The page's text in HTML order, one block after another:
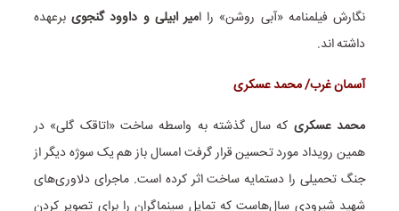
نگارش فیلمنامه «آبی روشن» را امیر ابیلی‏ و داوود گنجویبرعهده
داشته اند.
آسمان غرب/ محمد عسکری
محمد عسکری که سال گذشته به واسطه ساخت «اتاقک گلی» در
همین رویداد مورد تحسین قرار گرفت امسال باز هم یک سوژه دیگر از
جنگ تحمیلی را دستمایه ساخت اثر کرده است. ماجرای دلاوری‌های
شهید شیرودی سال‌هاست که تمایل سینماگران را برای تصویر کردن